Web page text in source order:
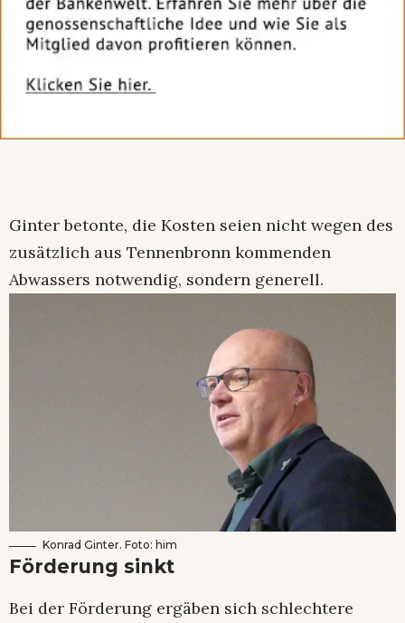
Ginter betonte, die Kosten seien nicht wegen des
zusätzlich aus Tennenbronn kommenden
Abwassers notwendig, sondern generell.
Konrad Ginter. Foto: him
Förderung sinkt
Bei der Förderung ergäben sich schlechtere